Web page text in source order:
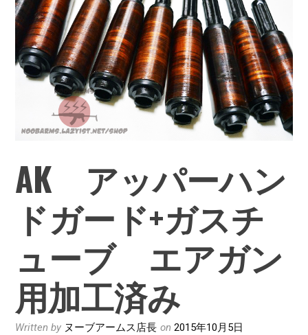
AK アッパーハン
ドガード+ガスチ
ューブ エアガン
用加工済み
Written by ヌーブアームス店長 on2015年10月5日